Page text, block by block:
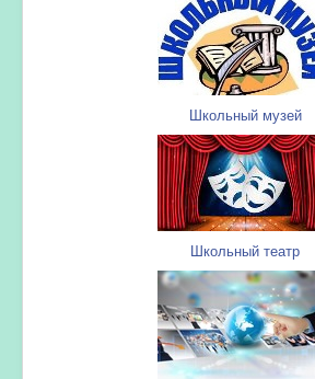
Школьный музей
Школьный театр